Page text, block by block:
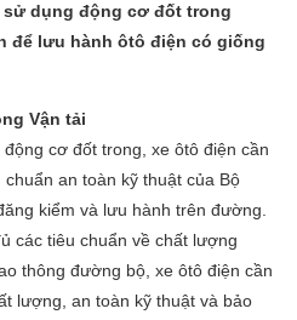
dụng động cơ đốt trong
để lưu hành ôtô điện có giống
Vận tải
cơ đốt trong, xe ôtô điện cần
an toàn kỹ thuật của Bộ
kiểm và lưu hành trên đường.
các tiêu chuẩn về chất lượng
thông đường bộ, xe ôtô điện cần
lượng, an toàn kỹ thuật và bảo